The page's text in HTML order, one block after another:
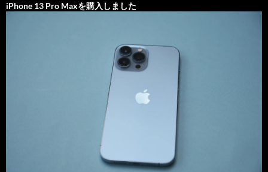
iPhone 13 Pro Maxを購入しました